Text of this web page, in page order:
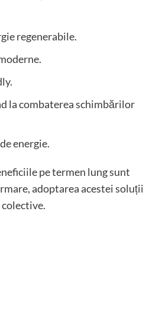
regenerabile.
la combaterea schimbărilor
energie.
pe termen lung sunt
adoptarea acestei soluții